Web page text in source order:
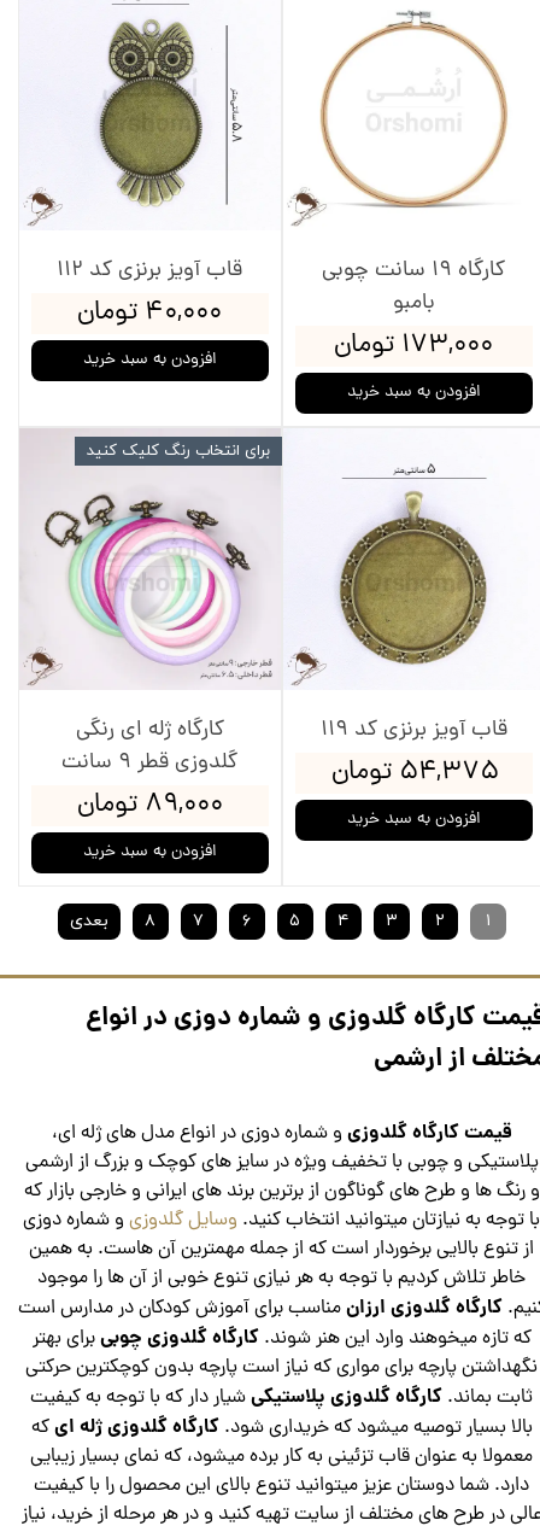
کارگاه 19 سانت چوبی
بامبو
۱۷۳,۰۰۰ تومان
افزودن به سبد خرید
قاب آویز برنزی کد 112
۴۰,۰۰۰ تومان
افزودن به سبد خرید
قاب آویز برنزی کد 119
۵۴,۳۷۵ تومان
افزودن به سبد خرید
کارگاه ژله ای رنگی
گلدوزی قطر 9 سانت
۸۹,۰۰۰ تومان
افزودن به سبد خرید
برای انتخاب رنگ کلیک کنید
۱ ۲ ۳ ۴ ۵ ۶ ۷ ۸ بعدی
قیمت کارگاه گلدوزی و شماره دوزی در انواع مدل های ژله ای،
پلاستیکی و چوبی با تخفیف ویژه در سایز های کوچک و بزرگ از ارشمی
و رنگ ها و طرح های گوناگون از برترین برند های ایرانی و خارجی بازار که
با توجه به نیازتان میتوانید انتخاب کنید. وسایل گلدوزیو شماره دوزی
از تنوع بالایی برخوردار است که از جمله مهمترین آن هاست. به همین
خاطر تلاش کردیم با توجه به هر نیازی تنوع خوبی از آن ها را موجود
کارگاه گلدوزی ارزانمناسب برای آموزش کودکان در مدارس است
که تازه میخوهند وارد این هنر شوند. کارگاه گلدوزی چوبیبرای بهتر
نگهداشتن پارچه برای مواری که نیاز است پارچه بدون کوچکترین حرکتی
ثابت بماند. کارگاه گلدوزی پلاستیکیشیار دار که با توجه به کیفیت
بالا بسیار توصیه میشود که خریداری شود. کارگاه گلدوزی ژله ایکه
معمولا به عنوان قاب تزئینی به کار برده میشود، که نمای بسیار زیبایی
دارد. شما دوستان عزیز میتوانید تنوع بالای این محصول را با کیفیت
در طرح های مختلف از سایت تهیه کنید و در هر مرحله از خرید، نیاز
کارگاه گلدوزی و شماره دوزی در انواع
از ارشمی